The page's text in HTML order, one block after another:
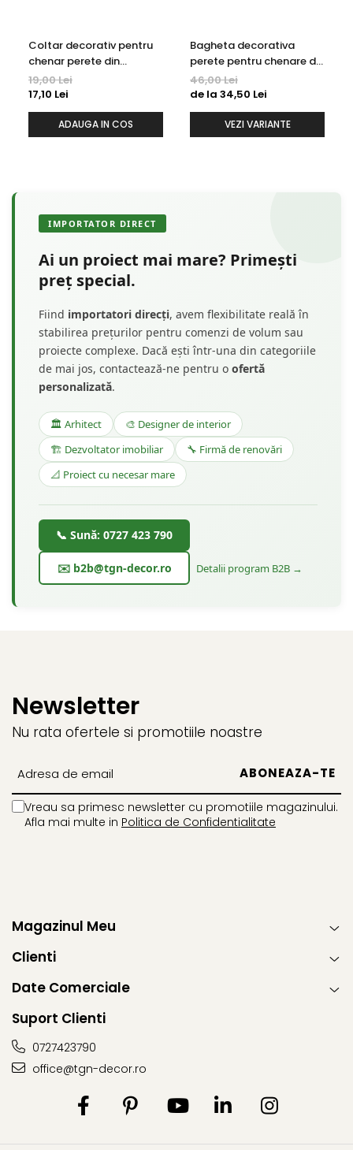
Coltar decorativ pentru
chenar perete din
poliuretan 10.7 x 10.7 cm -
HCR502-3
19,00 Lei
17,10 Lei
ADAUGA IN COS
Bagheta decorativa
perete pentru chenare din
polimer rigid 3.2 x 1.6 cm -
HCR502
46,00 Lei
de la 34,50 Lei
VEZI VARIANTE
IMPORTATOR DIRECT
Ai un proiect mai mare? Primești
preț special.
Fiind importatori direcți, avem flexibilitate reală în
stabilirea prețurilor pentru comenzi de volum sau
proiecte complexe. Dacă ești într-una din categoriile
de mai jos, contactează-ne pentru o ofertă
personalizată.
🏛️ Arhitect
🎨 Designer de interior
🏗️ Dezvoltator imobiliar
🔧 Firmă de renovări
📐 Proiect cu necesar mare
📞 Sună: 0727 423 790
✉️ b2b@tgn-decor.ro Detalii program B2B →
Newsletter
Nu rata ofertele si promotiile noastre
Vreau sa primesc newsletter cu promotiile magazinului.
Afla mai multe in Politica de Confidentialitate
Magazinul Meu
Clienti
Date Comerciale
Suport Clienti
0727423790
office@tgn-decor.ro